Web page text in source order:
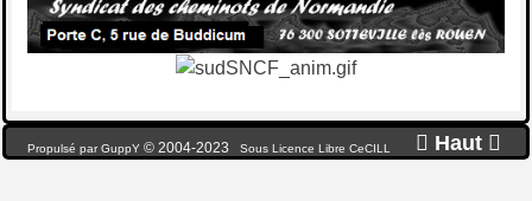
 Haut 
Propulsé par GuppY © 2004-2023 Sous Licence Libre CeCILL